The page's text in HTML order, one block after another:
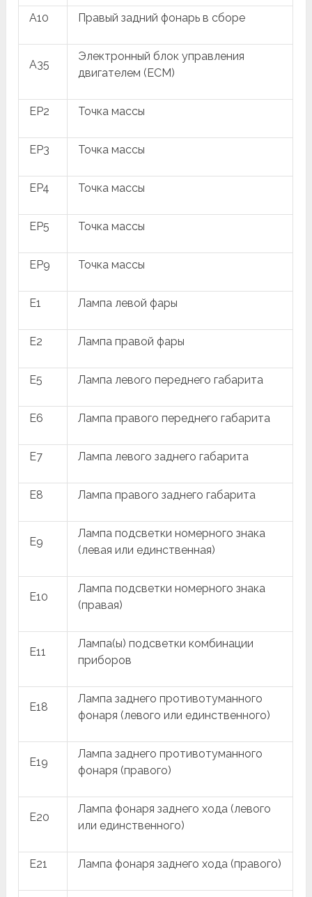
A10 Правый задний фонарь в сборе
A35
Электронный блок управления
двигателем (ECM)
EP2 Точка массы
EP3 Точка массы
EP4 Точка массы
EP5 Точка массы
EP9 Точка массы
E1 Лампа левой фары
E2 Лампа правой фары
E5 Лампа левого переднего габарита
E6 Лампа правого переднего габарита
E7 Лампа левого заднего габарита
E8 Лампа правого заднего габарита
E9
Лампа подсветки номерного знака
(левая или единственная)
E10
Лампа подсветки номерного знака
(правая)
E11
Лампа(ы) подсветки комбинации
приборов
E18
Лампа заднего противотуманного
фонаря (левого или единственного)
E19
Лампа заднего противотуманного
фонаря (правого)
E20
Лампа фонаря заднего хода (левого
или единственного)
E21 Лампа фонаря заднего хода (правого)